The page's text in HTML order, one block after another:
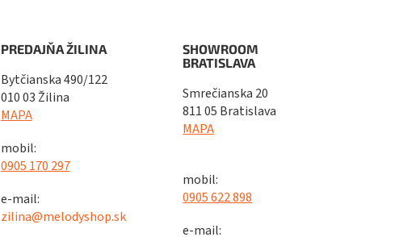
PREDAJŇA ŽILINA
Bytčianska 490/122
010 03 Žilina
MAPA
mobil:
0905 170 297
e-mail:
zilina@melodyshop.sk
SHOWROOM
BRATISLAVA
Smrečianska 20
811 05 Bratislava
MAPA
mobil:
0905 622 898
e-mail: